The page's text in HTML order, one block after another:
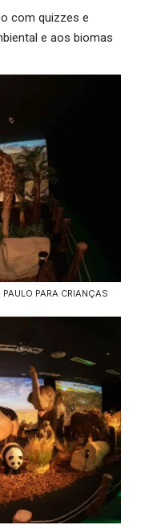
com quizzes e
e aos biomas
PARA CRIANÇAS